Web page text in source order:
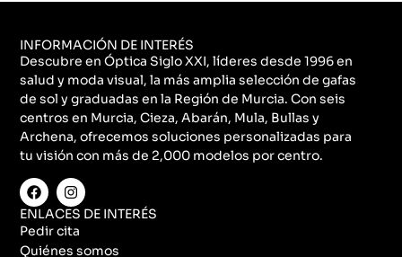
INFORMACIÓN DE INTERÉS
Descubre en Óptica Siglo XXI, líderes desde 1996 en
salud y moda visual, la más amplia selección de gafas
de sol y graduadas en la Región de Murcia. Con seis
centros en Murcia, Cieza, Abarán, Mula, Bullas y
Archena, ofrecemos soluciones personalizadas para
tu visión con más de 2,000 modelos por centro.
ENLACES DE INTERÉS
Pedir cita
Quiénes somos